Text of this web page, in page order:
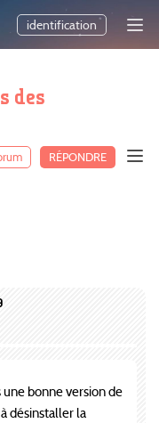
identification
des
RÉPONDRE
bonne version de
désinstaller la